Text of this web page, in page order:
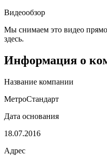
Видеообзор
Мы снимаем это видео прямо
здесь.
Информация о
Название компании
МетроСтандарт
Дата основания
18.07.2016
Адрес